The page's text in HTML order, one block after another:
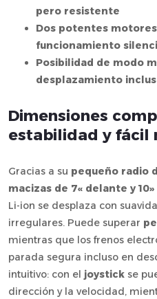
pero resistente
Dos potentes
funcionamiento
Posibilidad de modo
desplazamiento
Dimensiones
estabilidad y fácil
Gracias a su pequeño radio
macizas de 7« delante y
Li-ion se desplaza con
irregulares. Puede superar
mientras que los frenos
parada segura incluso en
intuitivo: con el joystick se
dirección y la velocidad,